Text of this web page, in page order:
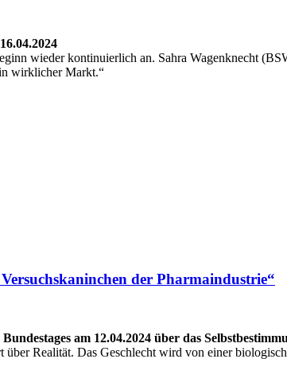
wieder kontinuierlich an. Sahra Wagenknecht
wirklicher Markt.“
der Pharmaindustrie“
am 12.04.2024 über das
Realität. Das Geschlecht wird von einer